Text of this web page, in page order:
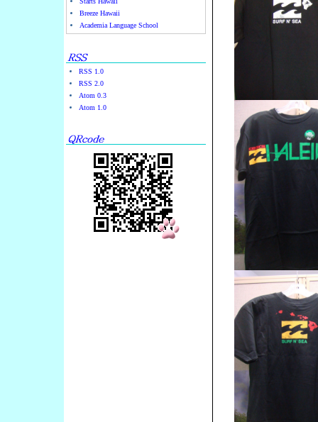
Breeze Hawaii
Academia Language School
RSS 1.0
RSS 2.0
Atom 0.3
Atom 1.0